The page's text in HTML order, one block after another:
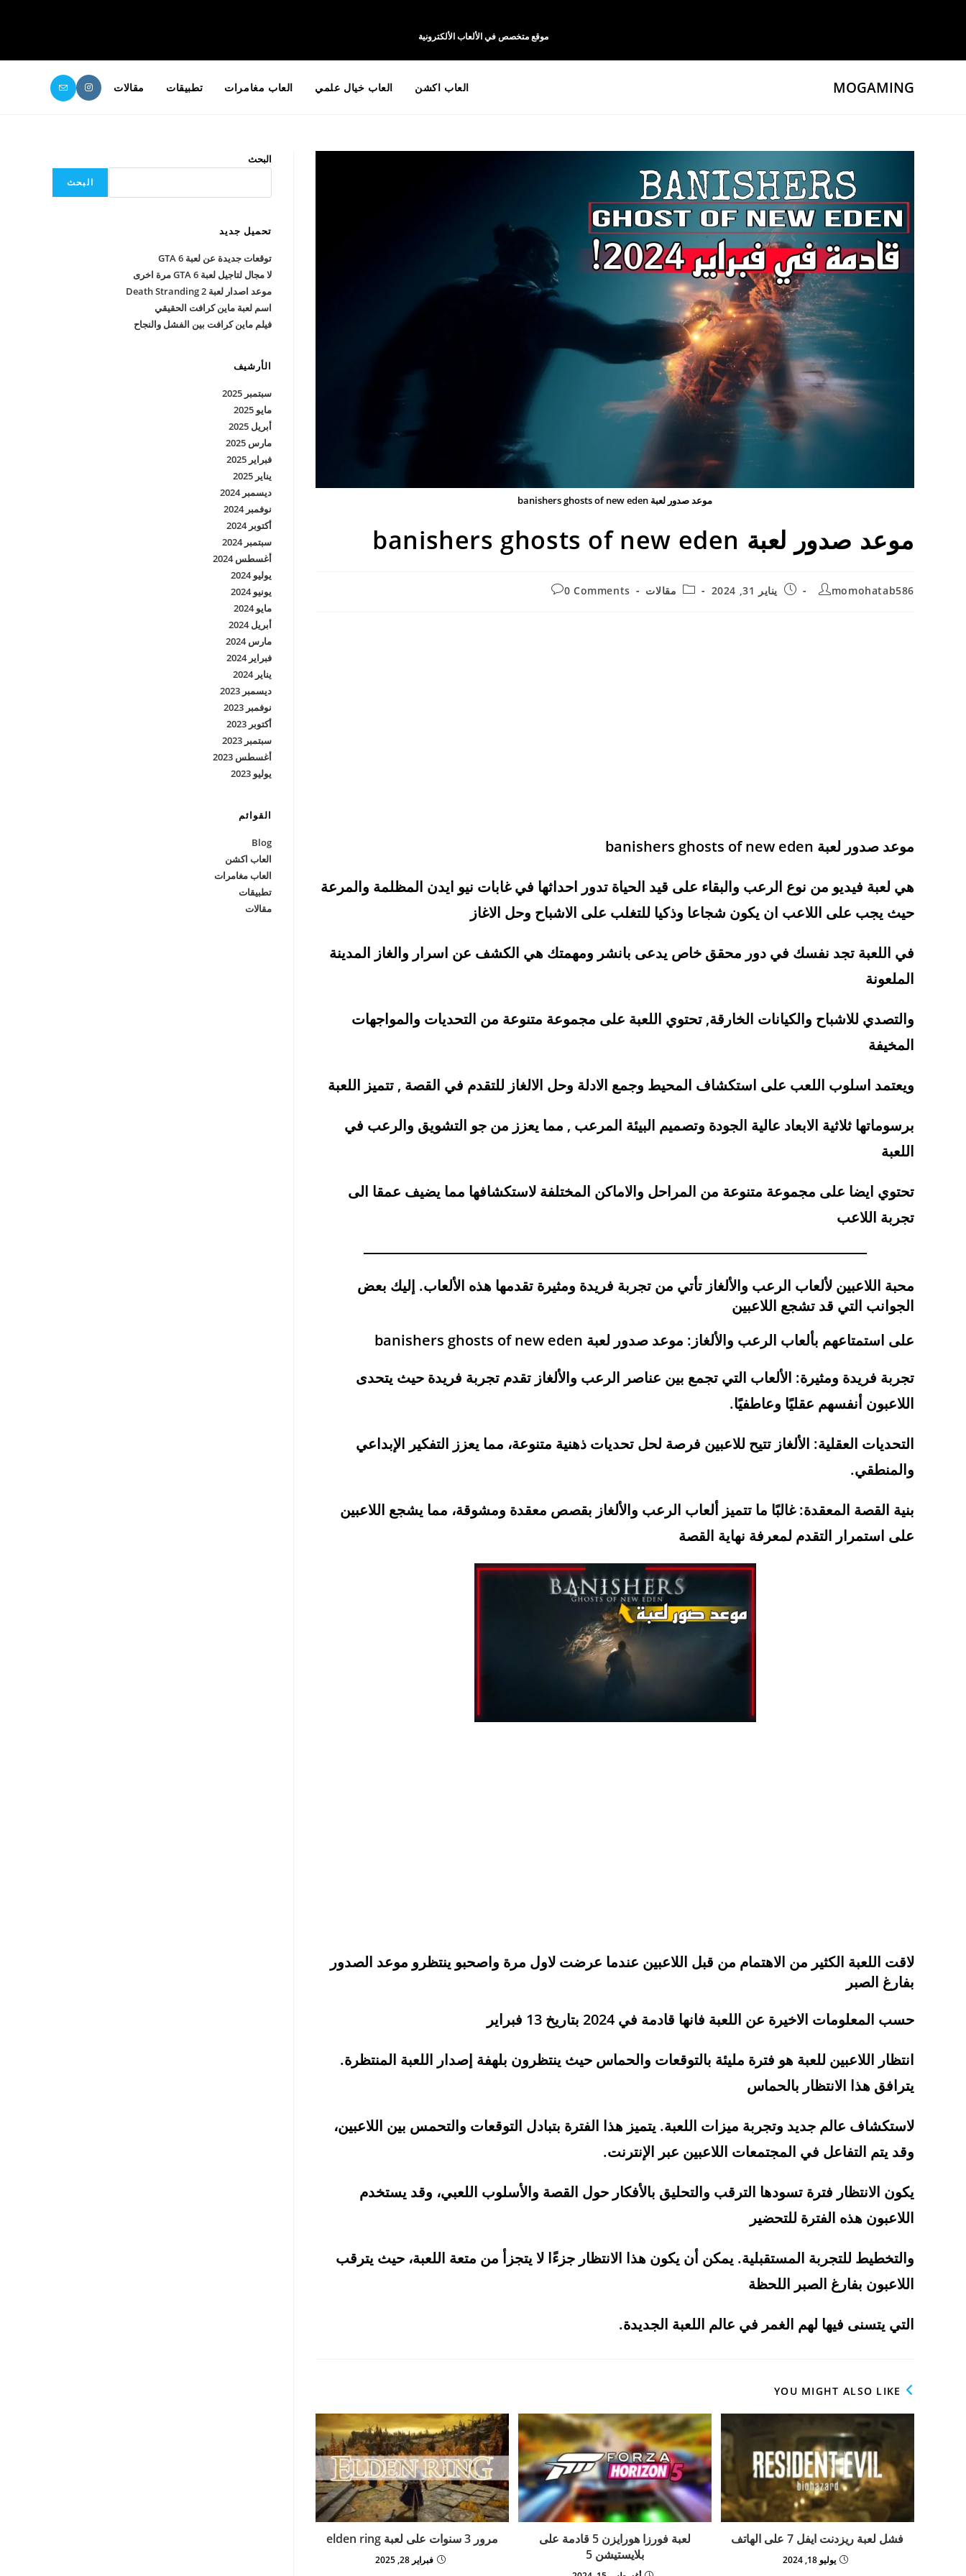
موقع متخصص في الألعاب الألكترونية
MOGAMING العاب اكشن العاب خيال علمي العاب مغامرات تطبيقات مقالات
موعد صدور لعبة banishers ghosts of new eden
موعد صدور لعبة banishers ghosts of new eden
Post
momohatab586
Post
يناير 31, 2024
Post
مقالات
Post
0 Comments
موعد صدور لعبة banishers ghosts of new eden
هي لعبة فيديو من نوع الرعب والبقاء على قيد الحياة تدور احداثها في غابات نيو ايدن المظلمة والمرعة
حيث يجب على اللاعب ان يكون شجاعا وذكيا للتغلب على الاشباح وحل الاغاز
في اللعبة تجد نفسك في دور محقق خاص يدعى بانشر ومهمتك هي الكشف عن اسرار والغاز المدينة
الملعونة
والتصدي للاشباح والكيانات الخارقة, تحتوي اللعبة على مجموعة متنوعة من التحديات والمواجهات
المخيفة
ويعتمد اسلوب اللعب على استكشاف المحيط وجمع الادلة وحل الالغاز للتقدم في القصة , تتميز اللعبة
برسوماتها ثلاثية الابعاد عالية الجودة وتصميم البيئة المرعب , مما يعزز من جو التشويق والرعب في
اللعبة
تحتوي ايضا على مجموعة متنوعة من المراحل والاماكن المختلفة لاستكشافها مما يضيف عمقا الى
تجربة اللاعب
محبة اللاعبين لألعاب الرعب والألغاز تأتي من تجربة فريدة ومثيرة تقدمها هذه الألعاب. إليك بعض
الجوانب التي قد تشجع اللاعبين
على استمتاعهم بألعاب الرعب والألغاز: موعد صدور لعبة banishers ghosts of new eden
تجربة فريدة ومثيرة: الألعاب التي تجمع بين عناصر الرعب والألغاز تقدم تجربة فريدة حيث يتحدى
اللاعبون أنفسهم عقليًا وعاطفيًا.
التحديات العقلية: الألغاز تتيح للاعبين فرصة لحل تحديات ذهنية متنوعة، مما يعزز التفكير الإبداعي
والمنطقي.
بنية القصة المعقدة:غالبًا ما تتميز ألعاب الرعب والألغاز بقصص معقدة ومشوقة، مما يشجع اللاعبين
على استمرار التقدم لمعرفة نهاية القصة
لاقت اللعبة الكثير من الاهتمام من قبل اللاعبين عندما عرضت لاول مرة واصحبو ينتظرو موعد الصدور
بفارغ الصبر
حسب المعلومات الاخيرة عن اللعبة فانها قادمة في 2024 بتاريخ 13 فبراير
انتظار اللاعبين للعبة هو فترة مليئة بالتوقعات والحماس حيث ينتظرون بلهفة إصدار اللعبة المنتظرة.
يترافق هذا الانتظار بالحماس
لاستكشاف عالم جديد وتجربة ميزات اللعبة. يتميز هذا الفترة بتبادل التوقعات والتحمس بين اللاعبين،
وقد يتم التفاعل في المجتمعات اللاعبين عبر الإنترنت.
يكون الانتظار فترة تسودها الترقب والتحليق بالأفكار حول القصة والأسلوب اللعبي، وقد يستخدم
اللاعبون هذه الفترة للتحضير
والتخطيط للتجربة المستقبلية. يمكن أن يكون هذا الانتظار جزءًا لا يتجزأ من متعة اللعبة، حيث يترقب
اللاعبون بفارغ الصبر اللحظة
التي يتسنى فيها لهم الغمر في عالم اللعبة الجديدة.
YOU MIGHT ALSO LIKE
مرور 3 سنوات على لعبة elden ring
فبراير 28, 2025
لعبة فورزا هورايزن 5 قادمة على
بلايستيشن 5
فشل لعبة ريزدنت ايفل 7 على الهاتف
يوليو 18, 2024
البحث
البحث
تحميل جديد
توقعات جديدة عن لعبة GTA 6
لا مجال لتاجيل لعبة GTA 6 مرة اخرى
موعد اصدار لعبة Death Stranding 2
اسم لعبة ماين كرافت الحقيقي
فيلم ماين كرافت بين الفشل والنجاح
الأرشيف
سبتمبر 2025
مايو 2025
أبريل 2025
مارس 2025
فبراير 2025
يناير 2025
ديسمبر 2024
نوفمبر 2024
أكتوبر 2024
سبتمبر 2024
أغسطس 2024
يوليو 2024
يونيو 2024
مايو 2024
أبريل 2024
مارس 2024
فبراير 2024
يناير 2024
ديسمبر 2023
نوفمبر 2023
أكتوبر 2023
سبتمبر 2023
أغسطس 2023
يوليو 2023
القوائم
Blog
العاب اكشن
العاب مغامرات
تطبيقات
مقالات